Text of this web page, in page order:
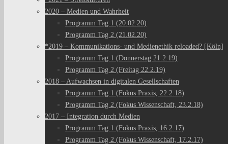
2020 – Medien und Wahrheit
Programm Tag 1 (20.02.20)
Programm Tag 2 (21.02.20)
*2019 – Kommunikations- und Medienethik reloaded? [Köln]
Programm Tag 1 (Donnerstag 21.2.19)
Programm Tag 2 (Freitag 22.2.19)
2018 – Aufwachsen in digitalen Gesellschaften
Programm Tag 1 (Fokus Praxis, 22.2.18)
Programm Tag 2 (Fokus Wissenschaft, 23.2.18)
2017 – Integration durch Medien
Programm Tag 1 (Fokus Praxis, 16.2.17)
Programm Tag 2 (Fokus Wissenschaft, 17.2.17)